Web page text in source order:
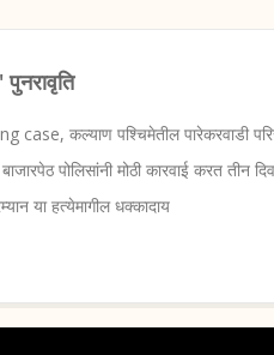
कल्याण पश्चिमेतील पारेकरवाडी
पोलिसांनी मोठी कारवाई करत तीन
या हत्येमागील धक्कादाय